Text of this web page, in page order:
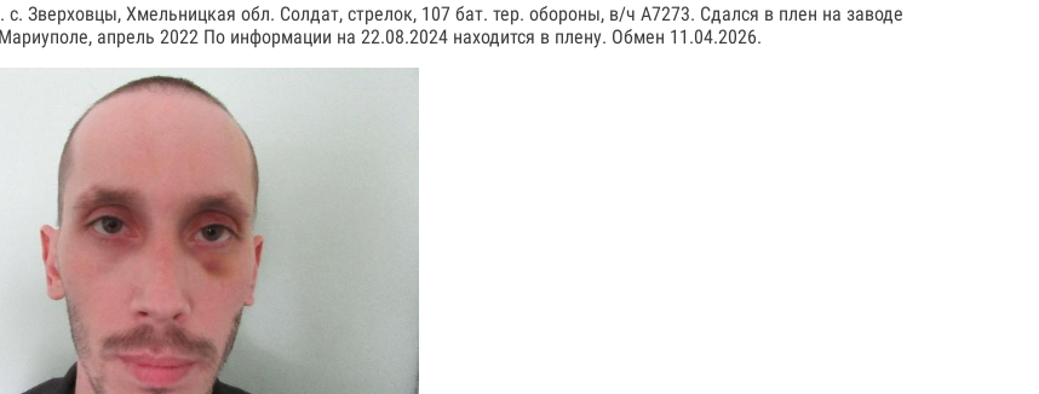
с. Зверховцы, Хмельницкая обл. Солдат, стрелок, 107 бат. тер. обороны, в/ч А7273. Сдался в плен на заводе
апрель 2022 По информации на 22.08.2024 находится в плену. Обмен 11.04.2026.